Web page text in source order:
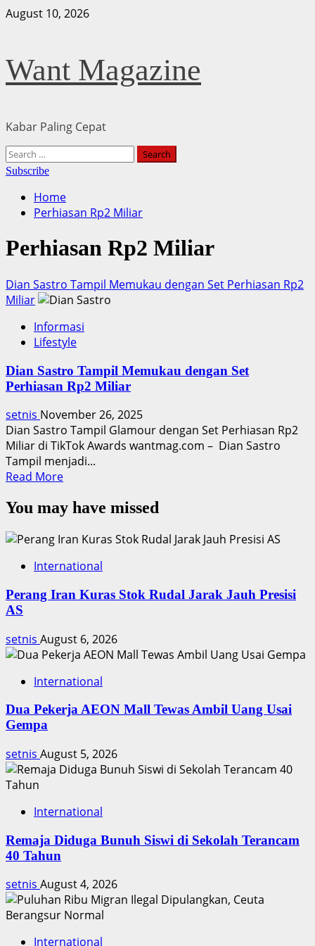
Skip
August 10, 2026
Want Magazine
Kabar Paling Cepat
Primary
Menu
Search
for:
Subscribe
Home
Perhiasan Rp2 Miliar
Perhiasan Rp2 Miliar
Dian Sastro Tampil Memukau dengan Set Perhiasan Rp2
Miliar
Informasi
Lifestyle
Dian Sastro Tampil Memukau dengan Set
Perhiasan Rp2 Miliar
setnis November 26, 2025
Dian Sastro Tampil Glamour dengan Set Perhiasan Rp2
Miliar di TikTok Awards wantmag.com – Dian Sastro
Tampil menjadi...
Read MoreRead
about
Sastro
Memukau
Set
Miliar
You may have missed
International
Perang Iran Kuras Stok Rudal Jarak Jauh Presisi
AS
setnis August 6, 2026
International
Dua Pekerja AEON Mall Tewas Ambil Uang Usai
Gempa
setnis August 5, 2026
International
Remaja Diduga Bunuh Siswi di Sekolah Terancam
40 Tahun
setnis August 4, 2026
International